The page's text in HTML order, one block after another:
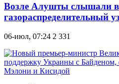
Возле Алушты слышали
газораспределительный
06-июл, 07:24 2 331